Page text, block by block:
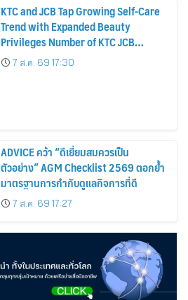
KTC and JCB Tap Growing Self-Care
Trend with Expanded Beauty
Privileges Number of KTC JCB
Cardmembers Spending on
Cosmetics Rises 26%
7 ส.ค. 69 17:30
ADVICE คว้า “ดีเยี่ยมสมควรเป็น
ตัวอย่าง” AGM Checklist 2569 ตอกย้ำ
มาตรฐานการกำกับดูแลกิจการที่ดี
7 ส.ค. 69 17:27